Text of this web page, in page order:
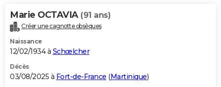
Alimentation
Guide de la santé
Maladies
Médicaments
Sommeil
VOYAGE
Destinations
City break
Voyage nature
Voyage de noces
Forum
Climat
+PHOTO
GUIDES D'ACHAT
BONS PLANS
Marie OCTAVIA (91 ans)
Créer une cagnotte obsèques
Naissance
12/02/1934 à Schœlcher
Décès
03/08/2025 à Fort-de-France (Martinique)